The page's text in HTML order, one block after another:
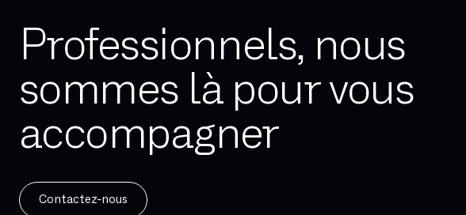
Professionnels, nous
sommes là pour vous
accompagner
Contactez-nous